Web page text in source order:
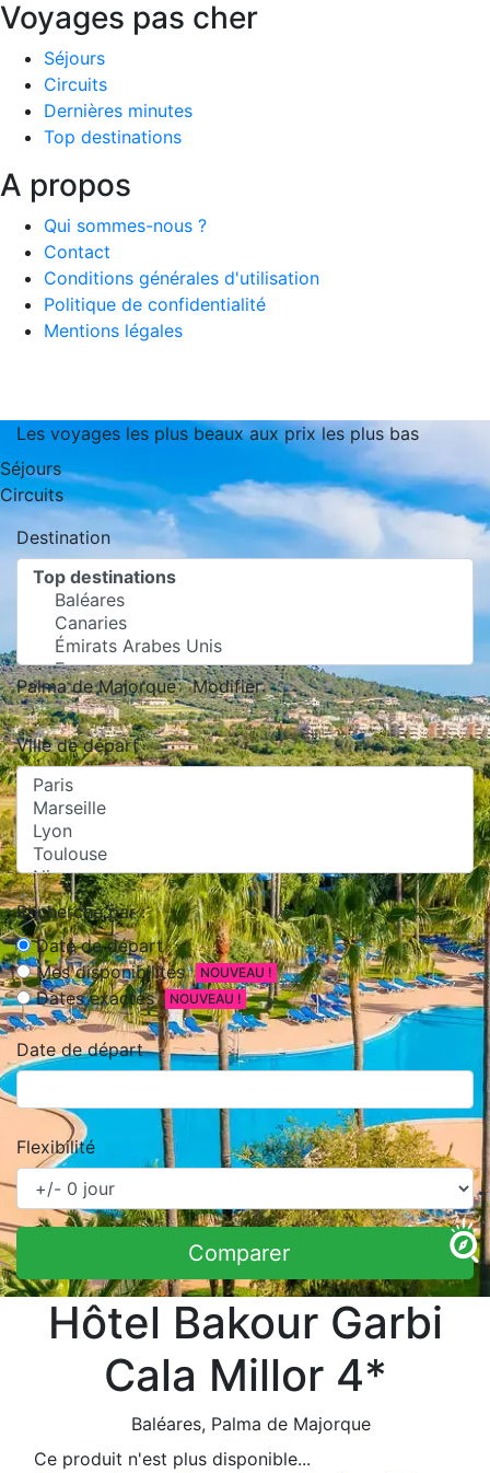
Voyages pas cher
Séjours
Circuits
Dernières minutes
Top destinations
A propos
Qui sommes-nous ?
Contact
Conditions générales d'utilisation
Politique de confidentialité
Mentions légales
Les voyages les plus beaux aux prix les plus bas
Séjours
Circuits
Destination
Palma de Majorque Modifier
Ville de départ
Recherche par :
Date de départ
Mes disponibilités
NOUVEAU !
Dates exactes NOUVEAU !
Date de départ
Flexibilité
Comparer
Hôtel Bakour Garbi
Cala Millor 4*
Baléares, Palma de Majorque
Ce produit n'est plus disponible...